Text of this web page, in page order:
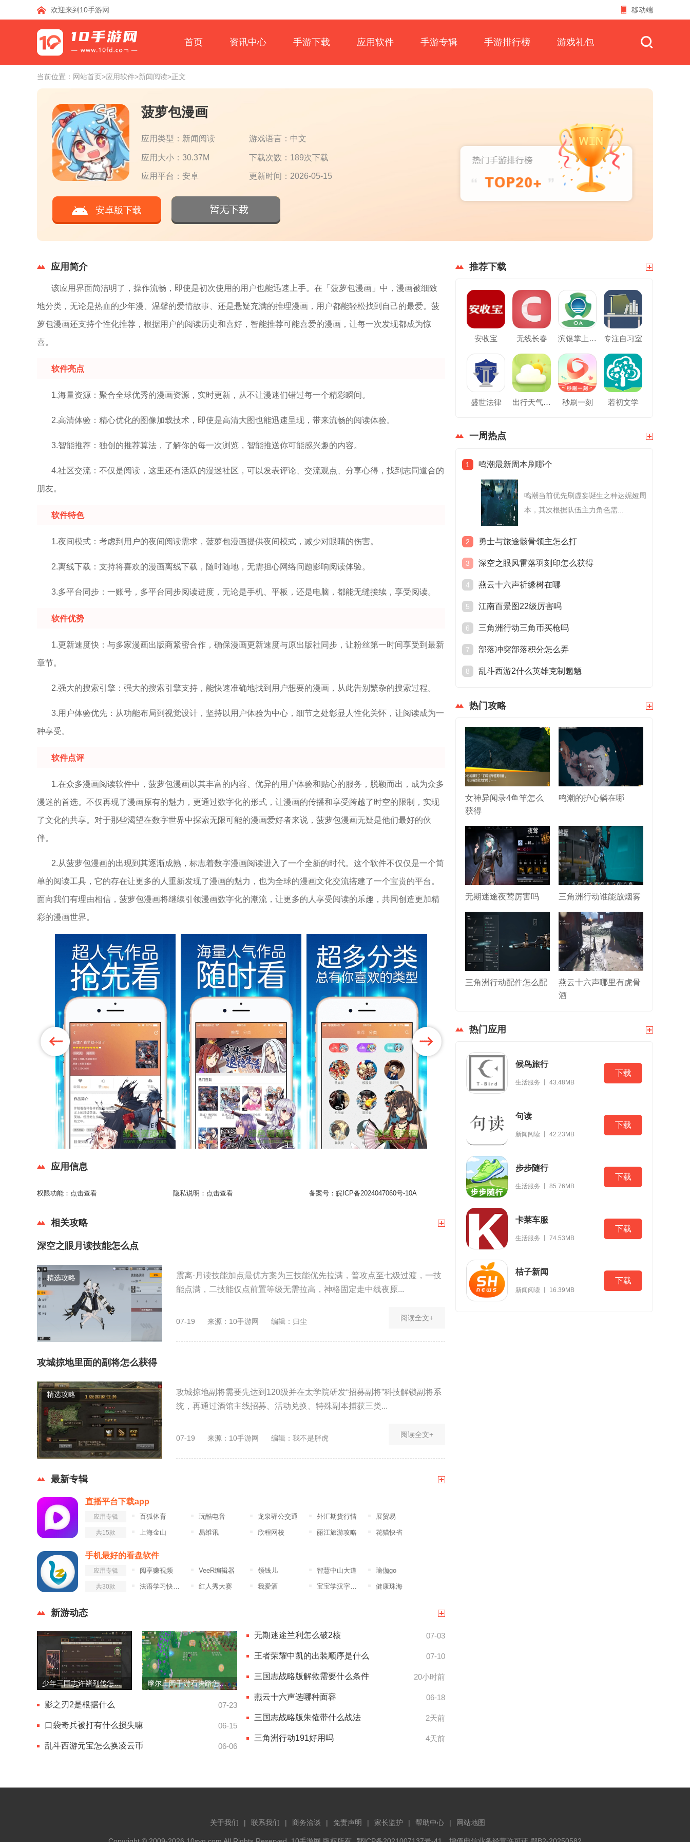
欢迎来到10手游网 移动端
首页 资讯中心 手游下载 应用软件 手游专辑 手游排行榜 游戏礼包
当前位置： 网站首页>应用软件>新闻阅读>正文
菠萝包漫画
应用类型：新闻阅读 游戏语言：中文
应用大小：30.37M 下载次数：189次下载
应用平台：安卓 更新时间：2026-05-15
安卓版下载
应用简介
该应用界面简洁明了，操作流畅，即使是初次使用的用户也能迅速上手。在「菠萝包漫画」中，漫画被细致
地分类，无论是热血的少年漫、温馨的爱情故事、还是悬疑充满的推理漫画，用户都能轻松找到自己的最爱。菠
萝包漫画还支持个性化推荐，根据用户的阅读历史和喜好，智能推荐可能喜爱的漫画，让每一次发现都成为惊
喜。
软件亮点
1.海量资源：聚合全球优秀的漫画资源，实时更新，从不让漫迷们错过每一个精彩瞬间。
2.高清体验：精心优化的图像加载技术，即使是高清大图也能迅速呈现，带来流畅的阅读体验。
3.智能推荐：独创的推荐算法，了解你的每一次浏览，智能推送你可能感兴趣的内容。
4.社区交流：不仅是阅读，这里还有活跃的漫迷社区，可以发表评论、交流观点、分享心得，找到志同道合的
朋友。
软件特色
1.夜间模式：考虑到用户的夜间阅读需求，菠萝包漫画提供夜间模式，减少对眼睛的伤害。
2.离线下载：支持将喜欢的漫画离线下载，随时随地，无需担心网络问题影响阅读体验。
3.多平台同步：一账号，多平台同步阅读进度，无论是手机、平板，还是电脑，都能无缝接续，享受阅读。
软件优势
1.更新速度快：与多家漫画出版商紧密合作，确保漫画更新速度与原出版社同步，让粉丝第一时间享受到最新
章节。
2.强大的搜索引擎：强大的搜索引擎支持，能快速准确地找到用户想要的漫画，从此告别繁杂的搜索过程。
3.用户体验优先：从功能布局到视觉设计，坚持以用户体验为中心，细节之处彰显人性化关怀，让阅读成为一
种享受。
软件点评
1.在众多漫画阅读软件中，菠萝包漫画以其丰富的内容、优异的用户体验和贴心的服务，脱颖而出，成为众多
漫迷的首选。不仅再现了漫画原有的魅力，更通过数字化的形式，让漫画的传播和享受跨越了时空的限制，实现
了文化的共享。对于那些渴望在数字世界中探索无限可能的漫画爱好者来说，菠萝包漫画无疑是他们最好的伙
伴。
2.从菠萝包漫画的出现到其逐渐成熟，标志着数字漫画阅读进入了一个全新的时代。这个软件不仅仅是一个简
单的阅读工具，它的存在让更多的人重新发现了漫画的魅力，也为全球的漫画文化交流搭建了一个宝贵的平台。
面向我们有理由相信，菠萝包漫画将继续引领漫画数字化的潮流，让更多的人享受阅读的乐趣，共同创造更加精
彩的漫画世界。
应用信息
权限功能： 点击查看 隐私说明： 点击查看 备案号： 皖ICP备2024047060号-10A
相关攻略
深空之眼月读技能怎么点
精选攻略
震离·月读技能加点最优方案为三技能优先拉满，普攻点至七级过渡，一技
能点满，二技能仅点前置等级无需拉高，神格固定走中线夜原...
07-19 来源：10手游网 编辑：归尘 阅读全文+
攻城掠地里面的副将怎么获得
精选攻略
攻城掠地副将需要先达到120级并在太学院研发“招募副将”科技解锁副将系
统，再通过酒馆主线招募、活动兑换、特殊副本捕获三类...
07-19 来源：10手游网 编辑：我不是胖虎 阅读全文+
最新专辑
直播平台下载app
应用专辑 百狐体育 玩酷电音 龙泉驿公交通 外汇期货行情 展贸易
共15款 上海金山 易维讯 欣程网校 丽江旅游攻略 花猫快省
手机最好的看盘软件
应用专辑 阅享赚视频 VeeR编辑器 领钱儿 智慧中山大道 瑜伽go
共30款 法语学习快速入门 红人秀大赛 我爱酒 宝宝学汉字幼儿版 健康珠海
新游动态
少年三国志许褚列传怎么过 摩尔庄园手游石块路怎么获得
影之刃2是根据什么 07-23
口袋奇兵被打有什么损失嘛 06-15
乱斗西游元宝怎么换凌云币 06-06
无期迷途兰利怎么破2核 07-03
王者荣耀中凯的出装顺序是什么 07-10
三国志战略版解救需要什么条件 20小时前
燕云十六声选哪种面容 06-18
三国志战略版朱傕带什么战法 2天前
三角洲行动191好用吗 4天前
推荐下载
安收宝 无线长春 滨银掌上办公 专注自习室
盛世法律 出行天气预报 秒刷一刻 若初文学
一周热点
1 鸣潮最新周本刷哪个
鸣潮当前优先刷虚妄诞生之种达妮娅周
本，其次根据队伍主力角色需...
2 勇士与旅途骸骨领主怎么打
3 深空之眼风雷落羽刻印怎么获得
4 燕云十六声祈缘树在哪
5 江南百景图22级厉害吗
6 三角洲行动三角币买枪吗
7 部落冲突部落积分怎么弄
8 乱斗西游2什么英雄克制魍魉
热门攻略
女神异闻录4鱼竿怎么
获得
鸣潮的护心鳞在哪
无期迷途夜莺厉害吗 三角洲行动谁能放烟雾
三角洲行动配件怎么配
燕云十六声哪里有虎骨
酒
热门应用
候鸟旅行
生活服务 丨 43.48MB
下载
句读
新闻阅读 丨 42.23MB
下载
步步随行
生活服务 丨 85.76MB
下载
卡莱车服
生活服务 丨 74.53MB
下载
桔子新闻
新闻阅读 丨 16.39MB
下载
关于我们 联系我们 商务洽谈 免责声明 家长监护 帮助中心 网站地图